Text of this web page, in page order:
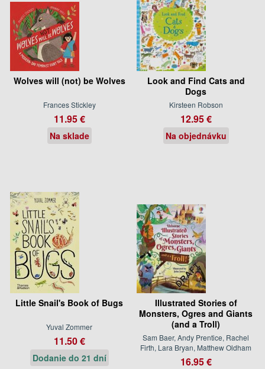
Wolves will (not) be Wolves
Frances Stickley
11.95 €
Na sklade
Look and Find Cats and
Dogs
Kirsteen Robson
12.95 €
Na objednávku
Little Snail's Book of Bugs
Yuval Zommer
11.50 €
Dodanie do 21 dní
Illustrated Stories of
Monsters, Ogres and Giants
(and a Troll)
Sam Baer, Andy Prentice, Rachel
Firth, Lara Bryan, Matthew Oldham
16.95 €